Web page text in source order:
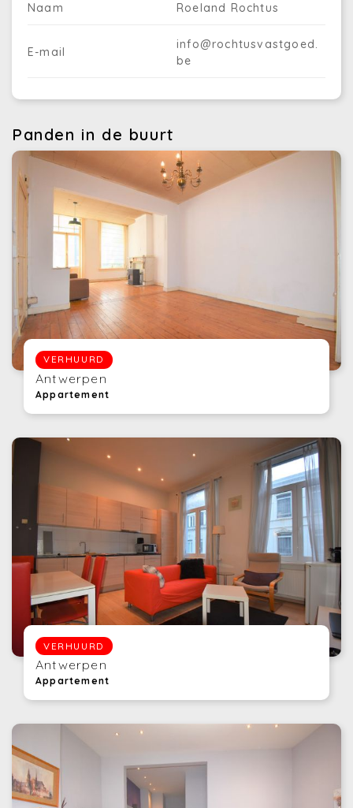
Naam Roeland Rochtus
E-mail
info@rochtusvastgoed.
be
Panden in de buurt
VERHUURD
Antwerpen
Appartement
VERHUURD
Antwerpen
Appartement